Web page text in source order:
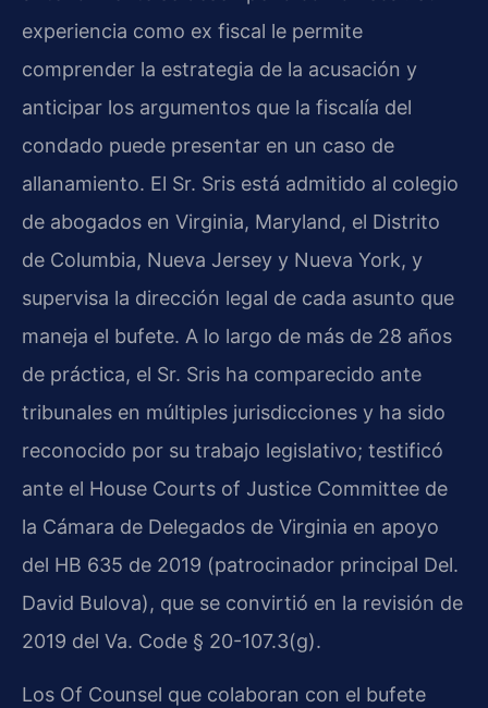
experiencia como ex fiscal le permite
comprender la estrategia de la acusación y
anticipar los argumentos que la fiscalía del
condado puede presentar en un caso de
allanamiento. El Sr. Sris está admitido al colegio
de abogados en Virginia, Maryland, el Distrito
de Columbia, Nueva Jersey y Nueva York, y
supervisa la dirección legal de cada asunto que
maneja el bufete. A lo largo de más de 28 años
de práctica, el Sr. Sris ha comparecido ante
tribunales en múltiples jurisdicciones y ha sido
reconocido por su trabajo legislativo; testificó
ante el House Courts of Justice Committee de
la Cámara de Delegados de Virginia en apoyo
del HB 635 de 2019 (patrocinador principal Del.
David Bulova), que se convirtió en la revisión de
2019 del Va. Code § 20-107.3(g).
Los Of Counsel que colaboran con el bufete